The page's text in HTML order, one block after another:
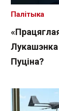
Лукашэнка
Пуціна?
Палітыка